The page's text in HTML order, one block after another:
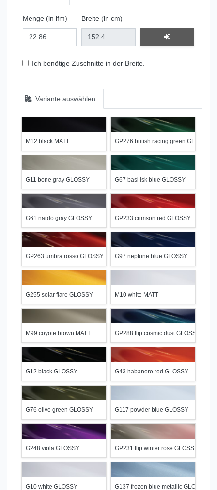
Menge (in lfm) Breite (in cm)
Ich benötige Zuschnitte in der Breite.
Variante auswählen
M12 black MATT GP276 british racing green GLOSSY
G11 bone gray GLOSSY G67 basilisk blue GLOSSY
G61 nardo gray GLOSSY GP233 crimson red GLOSSY
GP263 umbra rosso GLOSSY G97 neptune blue GLOSSY
G255 solar flare GLOSSY M10 white MATT
M99 coyote brown MATT GP288 flip cosmic dust GLOSSY
G12 black GLOSSY G43 habanero red GLOSSY
G76 olive green GLOSSY G117 powder blue GLOSSY
G248 viola GLOSSY GP231 flip winter rose GLOSSY
G10 white GLOSSY G137 frozen blue metallic GLOSSY